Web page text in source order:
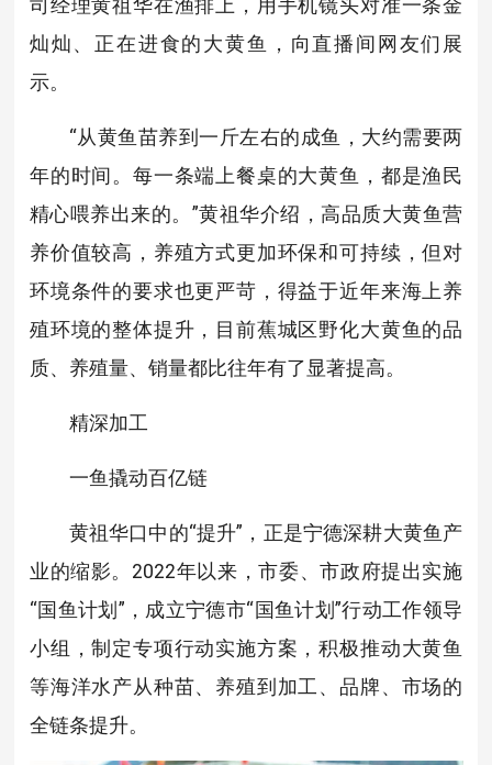
司经理黄祖华在渔排上，用手机镜头对准一条金
灿灿、正在进食的大黄鱼，向直播间网友们展
示。
“从黄鱼苗养到一斤左右的成鱼，大约需要两
年的时间。每一条端上餐桌的大黄鱼，都是渔民
精心喂养出来的。”黄祖华介绍，高品质大黄鱼营
养价值较高，养殖方式更加环保和可持续，但对
环境条件的要求也更严苛，得益于近年来海上养
殖环境的整体提升，目前蕉城区野化大黄鱼的品
质、养殖量、销量都比往年有了显著提高。
精深加工
一鱼撬动百亿链
黄祖华口中的“提升”，正是宁德深耕大黄鱼产
业的缩影。2022年以来，市委、市政府提出实施
“国鱼计划”，成立宁德市“国鱼计划”行动工作领导
小组，制定专项行动实施方案，积极推动大黄鱼
等海洋水产从种苗、养殖到加工、品牌、市场的
全链条提升。